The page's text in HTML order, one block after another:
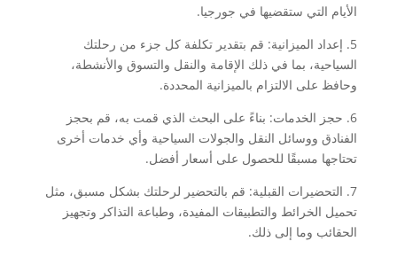
الأيام التي ستقضيها في جورجيا.
5. إعداد الميزانية: قم بتقدير تكلفة كل جزء من رحلتك
السياحية، بما في ذلك الإقامة والنقل والتسوق والأنشطة،
وحافظ على الالتزام بالميزانية المحددة.
6. حجز الخدمات: بناءً على البحث الذي قمت به، قم بحجز
الفنادق ووسائل النقل والجولات السياحية وأي خدمات أخرى
تحتاجها مسبقًا للحصول على أسعار أفضل.
7. التحضيرات القبلية: قم بالتحضير لرحلتك بشكل مسبق، مثل
تحميل الخرائط والتطبيقات المفيدة، وطباعة التذاكر وتجهيز
الحقائب وما إلى ذلك.